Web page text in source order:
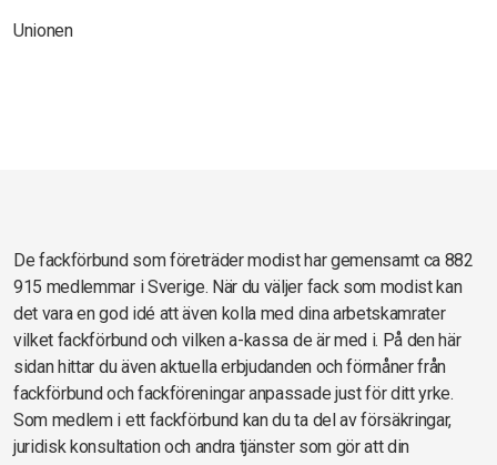
Unionen
De fackförbund som företräder modist har gemensamt ca 882
915 medlemmar i Sverige. När du väljer fack som modist kan
det vara en god idé att även kolla med dina arbetskamrater
vilket fackförbund och vilken a-kassa de är med i. På den här
sidan hittar du även aktuella erbjudanden och förmåner från
fackförbund och fackföreningar anpassade just för ditt yrke.
Som medlem i ett fackförbund kan du ta del av försäkringar,
juridisk konsultation och andra tjänster som gör att din